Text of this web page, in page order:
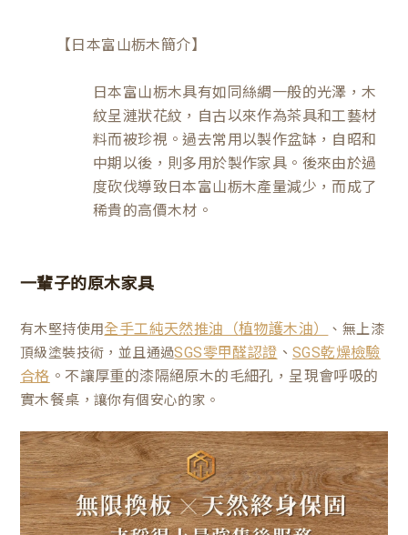
【日本富山栃木簡介】
日本富山栃木具有如同絲綢一般的光澤，木
紋呈漣狀花紋，自古以來作為茶具和工藝材
料而被珍視。過去常用以製作盆缽，自昭和
中期以後，則多用於製作家具。後來由於過
度砍伐導致日本富山栃木產量減少，而成了
稀貴的高價木材。
一輩子的原木家具
有木堅持使用全手工純天然推油（植物護木油）
、無上漆
頂級塗裝技術，並且通過SGS零甲醛認證 、SGS乾燥檢驗
合格 。不讓厚重的漆隔絕原木的毛細孔，呈現會呼吸的
實木餐桌 ，讓你有個安心的家。